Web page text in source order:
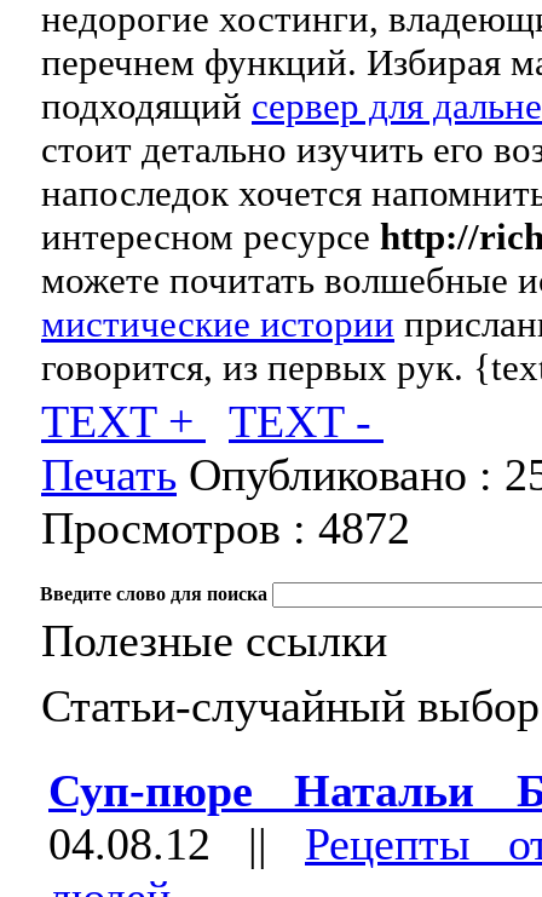
недорогие хостинги,
перечнем функций. Избирая
подходящий сервер для
стоит детально изучить его
напоследок хочется
интересном ресурсе http://
можете почитать волшебные
мистические истории
говорится, из первых рук.
TEXT +
TEXT -
Печать Опубликовано :
Просмотров : 4872
Введите слово для поиска
Полезные ссылки
Статьи-случайный выбор
Суп-пюре Натальи
04.08.12 || Рецепты